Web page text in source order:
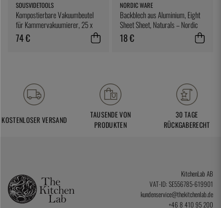
SOUSVIDETOOLS
Kompostierbare Vakuumbeutel
für Kammervakuumierer, 25 x
25 cm, 200er-Pack -
SousVideTools
74 €
NORDIC WARE
Backblech aus Aluminium, Eight
Sheet Sheet, Naturals – Nordic
Ware
18 €
KOSTENLOSER VERSAND
TAUSENDE VON
PRODUKTEN
30 TAGE
RÜCKGABERECHT
KitchenLab AB
VAT-ID: SE556785-619901
kundenservice@thekitchenlab.de
+46 8 410 95 200